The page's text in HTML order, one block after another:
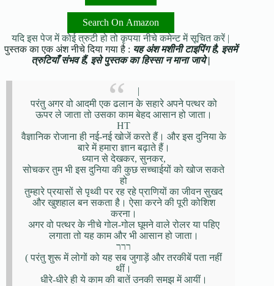
Search On Amazon
यदि इस पेज में कोई त्रुटी हो तो कृपया नीचे कमेन्ट में सूचित करें |
पुस्तक का एक अंश नीचे दिया गया है : यह अंश मशीनी टाइपिंग है, इसमें
त्रुटियाँ संभव हैं, इसे पुस्तक का हिस्सा न माना जाये |
|
परंतु अगर वो आदमी एक ढलान के सहारे अपने पत्थर को
ऊपर ले जाता तो उसका काम बेहद आसान हो जाता।
HT
वैज्ञानिक रोजाना ही नई-नई खोजें करते हैं। और इस दुनिया के
बारे में हमारा ज्ञान बढ़ाते हैं।
ध्यान से देखकर, सुनकर,
सोचकर तुम भी इस दुनिया की कुछ सच्चाईयों को खोज सकते
हो
तुम्हारे प्रयासों से पृथ्वी पर रह रहे प्राणियों का जीवन सुखद
और खुशहाल बन सकता है। ऐसा करने की पूरी कोशिश
करना।
अगर वो पत्थर के नीचे गोल-गोल घूमने वाले रोलर या पहिए
लगाता तो यह काम और भी आसान हो जाता।
ררר
( परंतु शुरू में लोगों को यह सब जुगाड़ें और तरकीबें पता नहीं
थीं।
धीरे-धीरे ही ये काम की बातें उनकी समझ में आयीं।